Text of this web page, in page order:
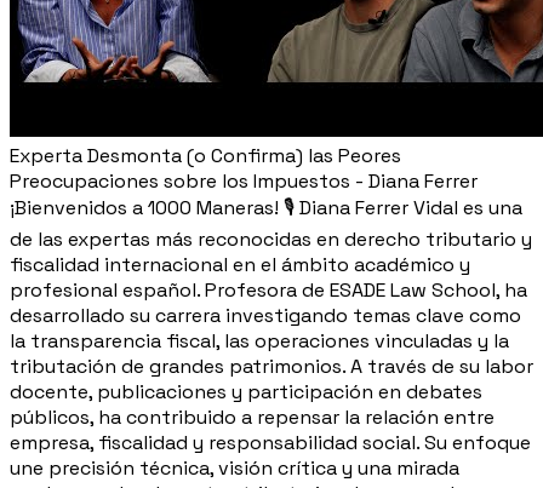
Experta Desmonta (o Confirma) las Peores
Preocupaciones sobre los Impuestos - Diana Ferrer
¡Bienvenidos a 1000 Maneras! 🎙️ Diana Ferrer Vidal es una
de las expertas más reconocidas en derecho tributario y
fiscalidad internacional en el ámbito académico y
profesional español. Profesora de ESADE Law School, ha
desarrollado su carrera investigando temas clave como
la transparencia fiscal, las operaciones vinculadas y la
tributación de grandes patrimonios. A través de su labor
docente, publicaciones y participación en debates
públicos, ha contribuido a repensar la relación entre
empresa, fiscalidad y responsabilidad social. Su enfoque
une precisión técnica, visión crítica y una mirada